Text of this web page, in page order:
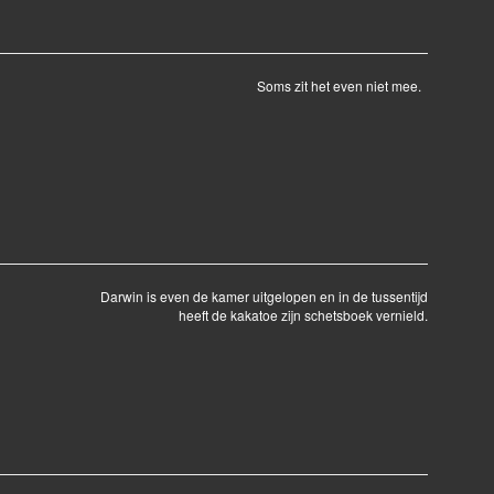
Soms zit het even niet mee.
Darwin is even de kamer uitgelopen en in de tussentijd
heeft de kakatoe zijn schetsboek vernield.